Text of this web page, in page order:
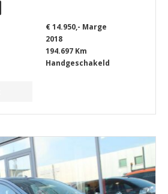
€ 14.950,- Marge
2018
194.697 Km
Handgeschakeld